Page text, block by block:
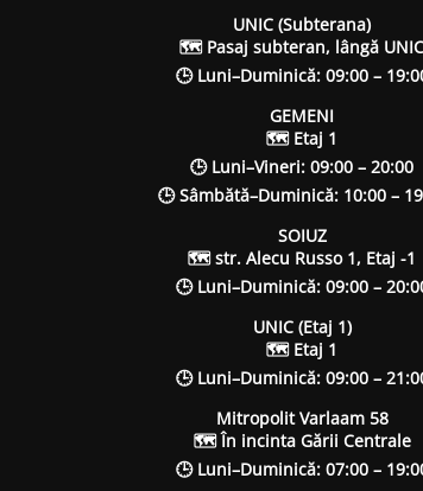
UNIC (Subterana)
🗺 Pasaj subteran, lângă UNIC
🕒 Luni–Duminică: 09:00 –
GEMENI
🗺 Etaj 1
🕒 Luni–Vineri: 09:00 – 20:00
🕒 Sâmbătă–Duminică: 10:00 –
SOIUZ
🗺 str. Alecu Russo 1, Etaj -1
🕒 Luni–Duminică: 09:00 –
UNIC (Etaj 1)
🗺 Etaj 1
🕒 Luni–Duminică: 09:00 –
Mitropolit Varlaam 58
🗺 În incinta Gării Centrale
🕒 Luni–Duminică: 07:00 –